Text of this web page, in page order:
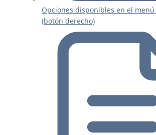
Opciones disponibles en el
(botón derecho)